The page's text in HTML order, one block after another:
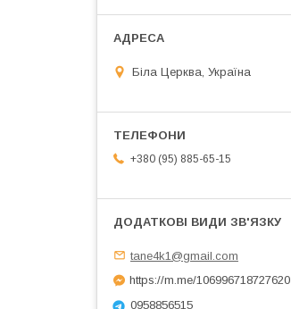
Біла Церква, Україна
+380 (95) 885-65-15
tane4k1@gmail.com
https://m.me/106996718727620
0958856515